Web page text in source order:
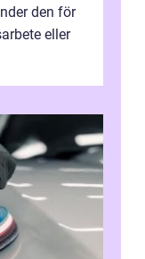
den för
eller